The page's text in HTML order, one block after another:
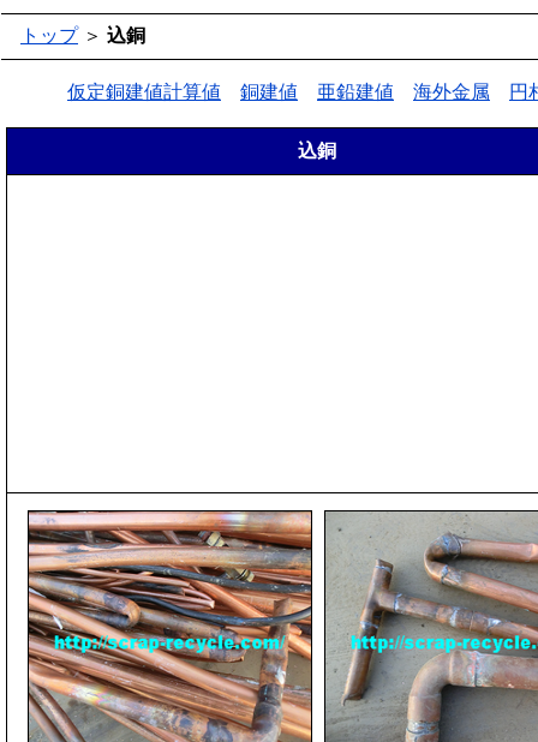
トップ＞ 込銅
仮定銅建値計算値 銅建値 亜鉛建値 海外金属 円
込銅